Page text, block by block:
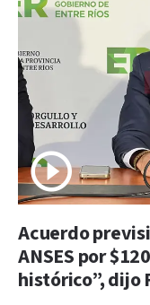
Acuerdo
ANSES por
histórico”, dijo